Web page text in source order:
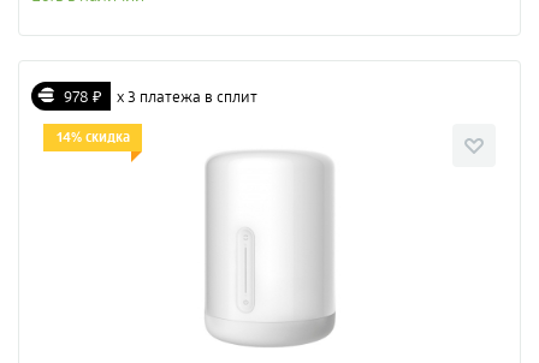
978 ₽ х 3 платежа в сплит
14% скидка